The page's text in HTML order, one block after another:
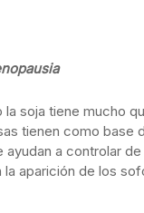
soja tiene mucho
tienen como base
a controlar
la aparición de los